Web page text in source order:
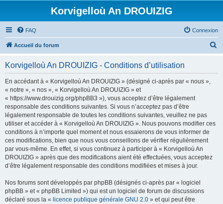
Korvigelloù An DROUIZIG
FAQ Connexion
Accueil du forum
Korvigelloù An DROUIZIG - Conditions d’utilisation
En accédant à « Korvigelloù An DROUIZIG » (désigné ci-après par « nous »,
« notre », « nos », « Korvigelloù An DROUIZIG » et
« https://www.drouizig.org/phpBB3 »), vous acceptez d’être légalement
responsable des conditions suivantes. Si vous n’acceptez pas d’être
légalement responsable de toutes les conditions suivantes, veuillez ne pas
utiliser et accéder à « Korvigelloù An DROUIZIG ». Nous pouvons modifier ces
conditions à n’importe quel moment et nous essaierons de vous informer de
ces modifications, bien que nous vous conseillons de vérifier régulièrement
par vous-même. En effet, si vous continuez à participer à « Korvigelloù An
DROUIZIG » après que des modifications aient été effectuées, vous acceptez
d’être légalement responsable des conditions modifiées et mises à jour.
Nos forums sont développés par phpBB (désignés ci-après par « logiciel
phpBB » et « phpBB Limited ») qui est un logiciel de forum de discussions
déclaré sous la « licence publique générale GNU 2.0 » et qui peut être